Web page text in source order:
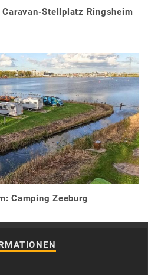
Stellplatz Ringsheim
Camping Zeeburg